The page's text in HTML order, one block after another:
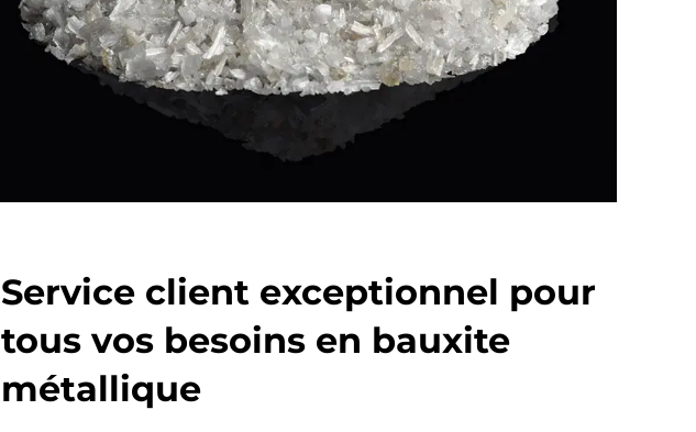
Service client exceptionnel pour
tous vos besoins en bauxite
métallique